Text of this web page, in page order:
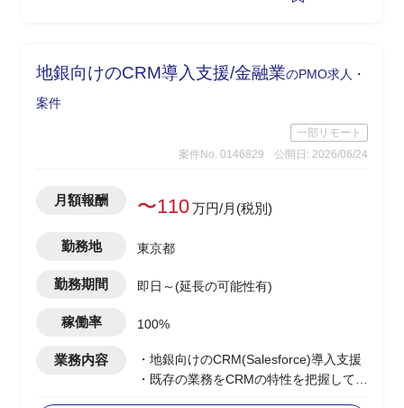
地銀向けのCRM導入支援/金融業のPMO求人・
案件
一部リモート
案件No. 0146829
公開日: 2026/06/24
月額報酬 〜110万円/月(税別)
勤務地 東京都
勤務期間 即日～(延長の可能性有)
稼働率 100%
業務内容
・地銀向けのCRM(Salesforce)導入支援
・既存の業務をCRMの特性を把握して落